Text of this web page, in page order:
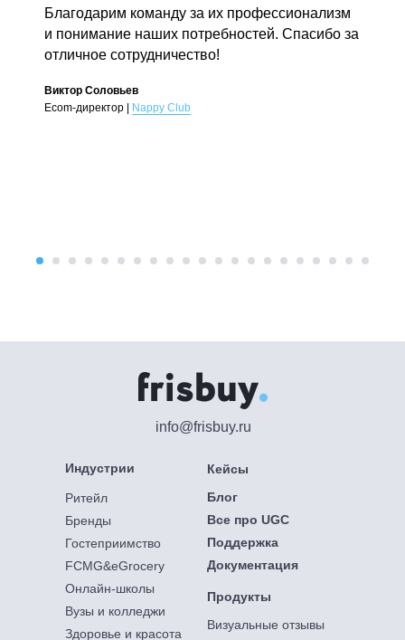
Благодарим команду за их профессионализм
и понимание наших потребностей. Спасибо за
отличное сотрудничество!
Виктор Соловьев
Ecom-директор |
Nappy Club
Визуальные отзывы
info@frisbuy.ru
Поддержка
Документация
Блог
Кейсы
Индустрии
Продукты
Ритейл
Бренды
Гостеприимство
FCMG&eGrocery
Онлайн-школы
Здоровье и красота
Вузы и колледжи
Все про UGC